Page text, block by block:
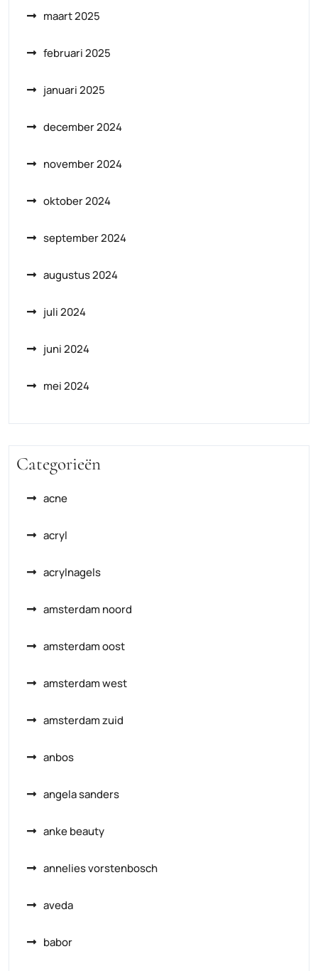
maart 2025
februari 2025
januari 2025
december 2024
november 2024
oktober 2024
september 2024
augustus 2024
juli 2024
juni 2024
mei 2024
Categorieën
acne
acryl
acrylnagels
amsterdam noord
amsterdam oost
amsterdam west
amsterdam zuid
anbos
angela sanders
anke beauty
annelies vorstenbosch
aveda
babor